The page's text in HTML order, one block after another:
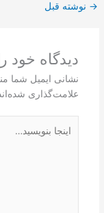
→ نوشته قبل
دیدگاه‌ خود
نشانی ایمیل شما
علامت‌گذاری
بنویسید…